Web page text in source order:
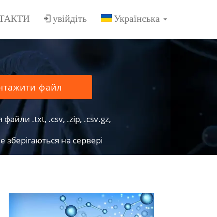
увійдіть
файл
.txt, .csv, .zip, .csv.gz,
зберігаються на сервері